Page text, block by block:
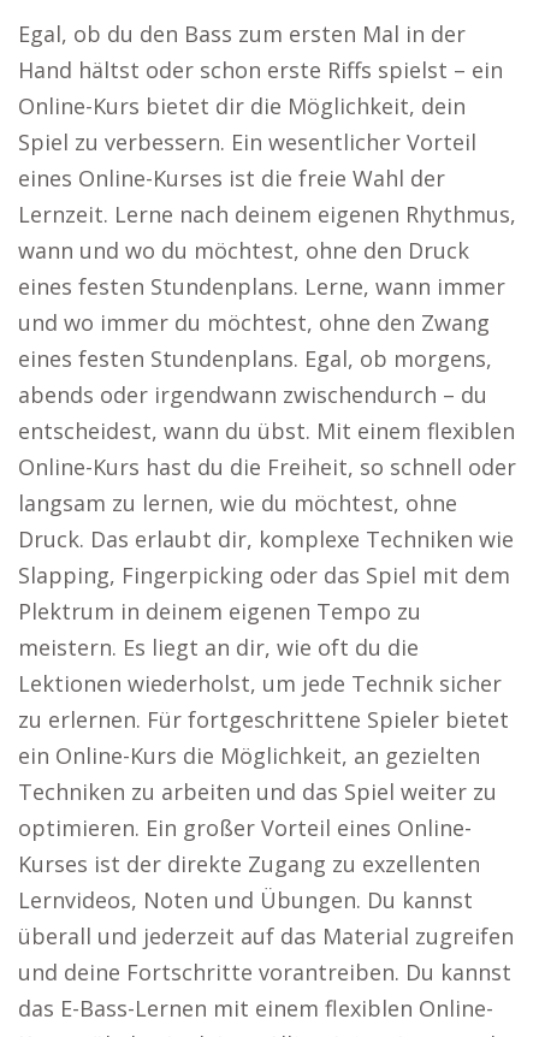
Egal, ob du den Bass zum ersten Mal in der
Hand hältst oder schon erste Riffs spielst – ein
Online-Kurs bietet dir die Möglichkeit, dein
Spiel zu verbessern. Ein wesentlicher Vorteil
eines Online-Kurses ist die freie Wahl der
Lernzeit. Lerne nach deinem eigenen Rhythmus,
wann und wo du möchtest, ohne den Druck
eines festen Stundenplans. Lerne, wann immer
und wo immer du möchtest, ohne den Zwang
eines festen Stundenplans. Egal, ob morgens,
abends oder irgendwann zwischendurch – du
entscheidest, wann du übst. Mit einem flexiblen
Online-Kurs hast du die Freiheit, so schnell oder
langsam zu lernen, wie du möchtest, ohne
Druck. Das erlaubt dir, komplexe Techniken wie
Slapping, Fingerpicking oder das Spiel mit dem
Plektrum in deinem eigenen Tempo zu
meistern. Es liegt an dir, wie oft du die
Lektionen wiederholst, um jede Technik sicher
zu erlernen. Für fortgeschrittene Spieler bietet
ein Online-Kurs die Möglichkeit, an gezielten
Techniken zu arbeiten und das Spiel weiter zu
optimieren. Ein großer Vorteil eines Online-
Kurses ist der direkte Zugang zu exzellenten
Lernvideos, Noten und Übungen. Du kannst
überall und jederzeit auf das Material zugreifen
und deine Fortschritte vorantreiben. Du kannst
das E-Bass-Lernen mit einem flexiblen Online-